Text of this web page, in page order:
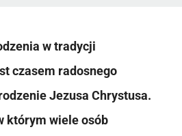
w tradycji
czasem radosnego
Jezusa Chrystusa.
którym wiele osób